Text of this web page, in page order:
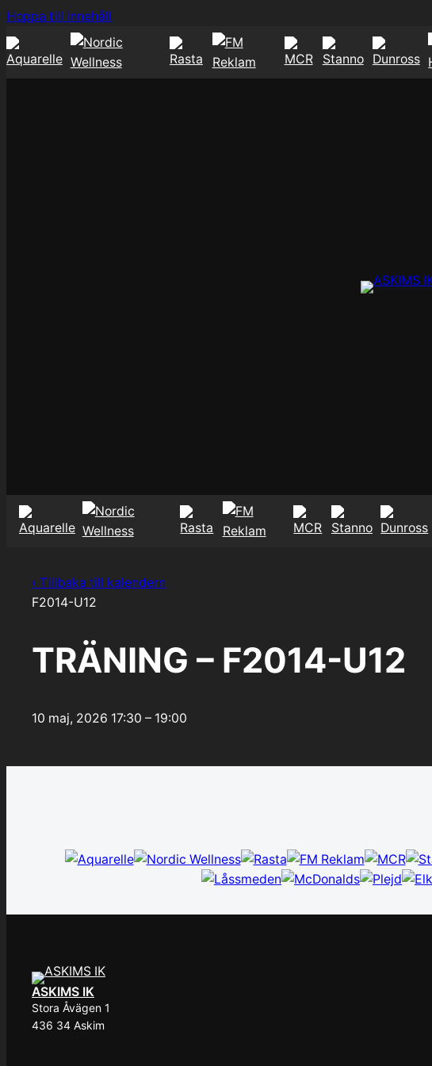
Hoppa till innehåll
till
‹ Tillbaka till kalendern
F2014-U12
TRÄNING – F2014-U12
10 maj, 2026 17:30 – 19:00
ASKIMS IK
Stora Åvägen 1
436 34 Askim